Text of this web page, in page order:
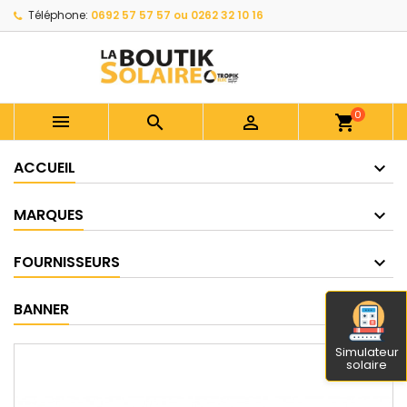
Téléphone: 0692 57 57 57 ou 0262 32 10 16
   shopping_cart0
ACCUEIL
MARQUES
FOURNISSEURS
BANNER
Simulateur
solaire